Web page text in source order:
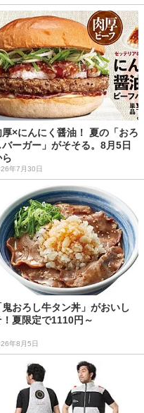
厚×にんにく醤油！ 夏の「おろ
バーガー」がそそる。8月5日
年7月30日
鬼おろし牛タン丼」がおいし
！夏限定で1110円～
年8月5日